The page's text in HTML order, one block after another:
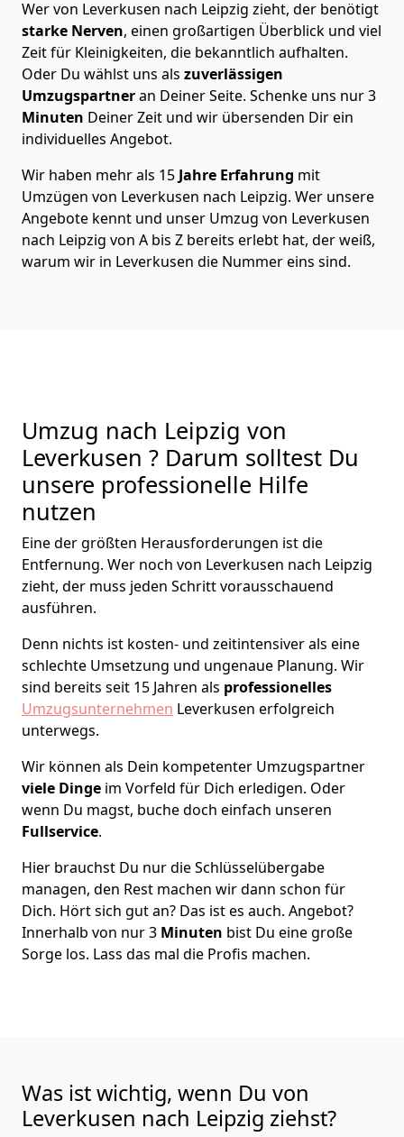
Wer von Leverkusen nach Leipzig zieht, der benötigt
starke Nerven, einen großartigen Überblick und viel
Zeit für Kleinigkeiten, die bekanntlich aufhalten.
Oder Du wählst uns als zuverlässigen
Umzugspartneran Deiner Seite. Schenke uns nur3
Minuten Deiner Zeit und wir übersenden Dir ein
individuelles Angebot.
Wir haben mehr als 15 Jahre Erfahrung mit
Umzügen von Leverkusen nach Leipzig. Wer unsere
Angebote kennt und unser Umzug von Leverkusen
nach Leipzig von A bis Z bereits erlebt hat, der weiß,
warum wir in Leverkusen die Nummer eins sind.
Umzug nach Leipzig von
Leverkusen ? Darum solltest Du
unsere professionelle Hilfe
nutzen
Eine der größten Herausforderungen ist die
Entfernung. Wer noch von Leverkusen nach Leipzig
zieht, der muss jeden Schritt vorausschauend
ausführen.
Denn nichts ist kosten- und zeitintensiver als eine
schlechte Umsetzung und ungenaue Planung. Wir
sind bereits seit 15 Jahren als professionelles
Umzugsunternehmen Leverkusen erfolgreich
unterwegs.
Wir können als Dein kompetenter Umzugspartner
viele Dinge im Vorfeld für Dich erledigen. Oder
wenn Du magst, buche doch einfach unseren
Fullservice.
Hier brauchst Du nur die Schlüsselübergabe
managen, den Rest machen wir dann schon für
Dich. Hört sich gut an? Das ist es auch. Angebot?
Innerhalb von nur 3 Minuten bist Du eine große
Sorge los. Lass das mal die Profis machen.
Was ist wichtig, wenn Du von
Leverkusen nach Leipzig ziehst?